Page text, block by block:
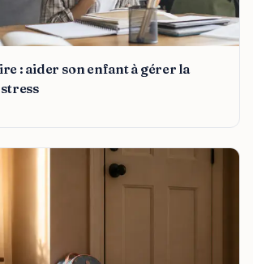
: aider son enfant à gérer la